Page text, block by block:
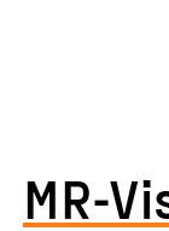
MR-